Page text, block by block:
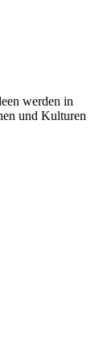
werden in
und Kulturen